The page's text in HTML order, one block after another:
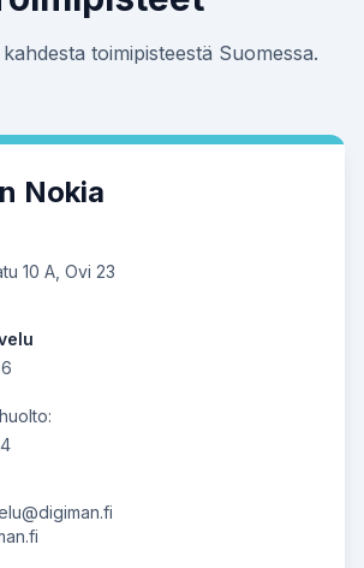
toimipisteestä Suomessa.
Nokia
10 A, Ovi 23